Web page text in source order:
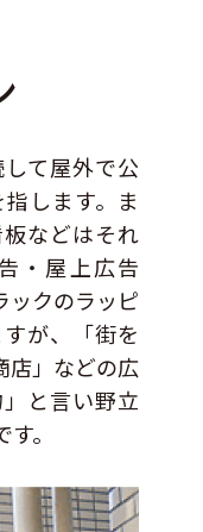
して屋外で公
します。ま
などはそれ
・屋上広告
ックのラッピ
が、「街を
」などの広
と言い野立
。